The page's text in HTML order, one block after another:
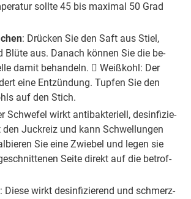
soll­te 45 bis ma­xi­mal 50 Grad
: Drü­cken Sie den Saft aus Stiel,
Blü­te aus. Da­nach kön­nen Sie die be­
da­mit be­han­deln.  Wei­ß­kohl: Der
ei­ne Ent­zün­dung. Tup­fen Sie den
auf den Stich.
Schwe­fel wirkt an­ti­bak­te­ri­ell, des­in­fi­zie­
den Juck­reiz und kann Schwel­lun­gen
Sie ei­ne Zwie­bel und le­gen sie
Sei­te di­rekt auf die be­trof­
: Die­se wirkt des­in­fi­zie­rend und schmerz­